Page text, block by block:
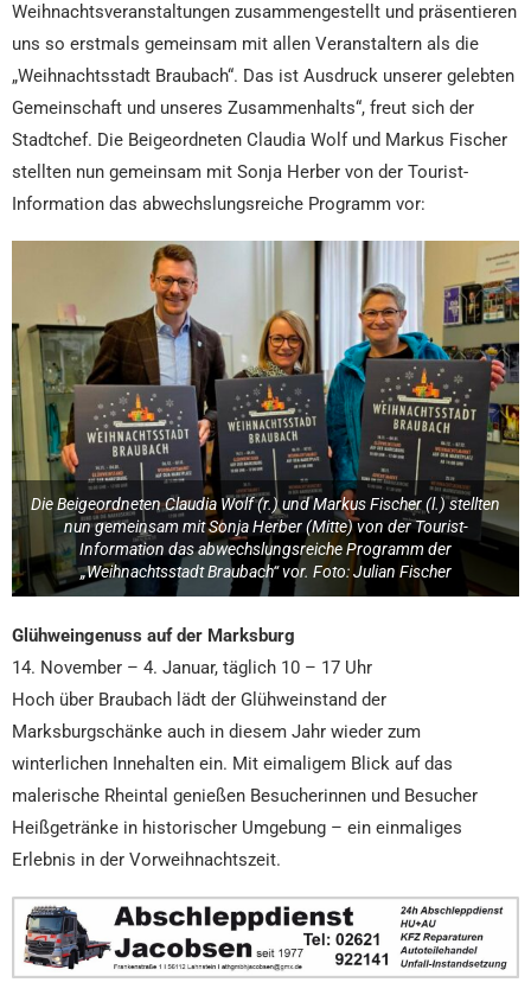
Weihnachtsveranstaltungen zusammengestellt und präsentieren
uns so erstmals gemeinsam mit allen Veranstaltern als die
„Weihnachtsstadt Braubach“. Das ist Ausdruck unserer gelebten
Gemeinschaft und unseres Zusammenhalts“, freut sich der
Stadtchef. Die Beigeordneten Claudia Wolf und Markus Fischer
stellten nun gemeinsam mit Sonja Herber von der Tourist-
Information das abwechslungsreiche Programm vor:
Die Beigeordneten Claudia Wolf (r.) und Markus Fischer (l.) stellten
nun gemeinsam mit Sonja Herber (Mitte) von der Tourist-
Information das abwechslungsreiche Programm der
„Weihnachtsstadt Braubach“ vor. Foto: Julian Fischer
Glühweingenuss auf der Marksburg
14. November – 4. Januar, täglich 10 – 17 Uhr
Hoch über Braubach lädt der Glühweinstand der
Marksburgschänke auch in diesem Jahr wieder zum
winterlichen Innehalten ein. Mit eimaligem Blick auf das
malerische Rheintal genießen Besucherinnen und Besucher
Heißgetränke in historischer Umgebung – ein einmaliges
Erlebnis in der Vorweihnachtszeit.